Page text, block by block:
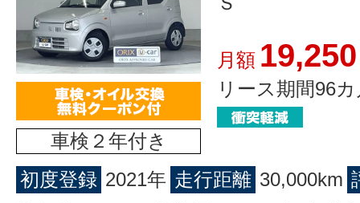
車検２年付き
月額 19,250
リース期間96
初度登録 2021年 走行距離 30,000km